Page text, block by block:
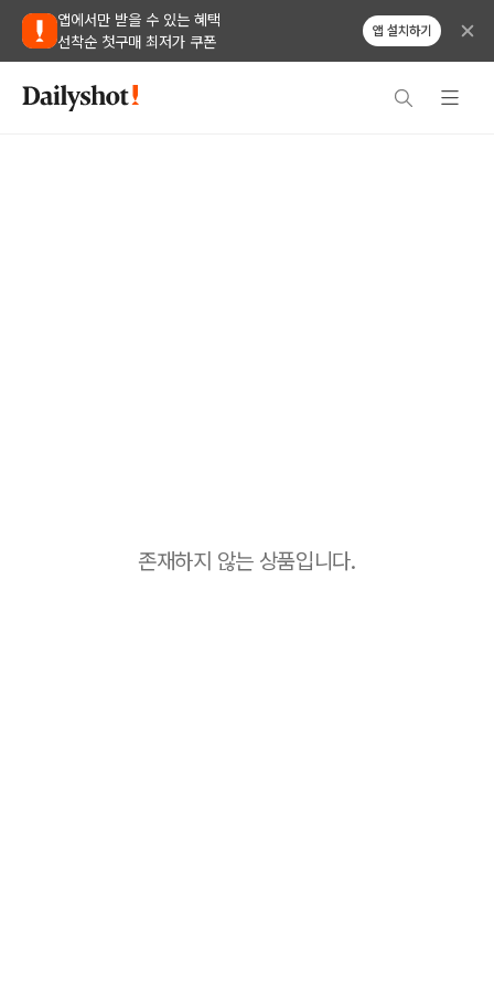
앱에서만 받을 수 있는 혜택
선착순 첫구매 최저가 쿠폰
앱 설치하기
존재하지 않는 상품입니다.